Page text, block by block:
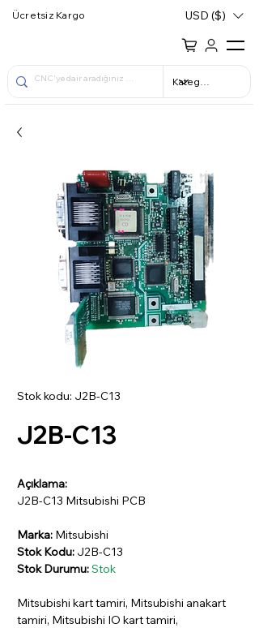
Ücretsiz Kargo USD ($)
Stok kodu: J2B-C13
J2B-C13
Açıklama:
J2B-C13 Mitsubishi PCB
Marka: Mitsubishi
Stok Kodu: J2B-C13
Stok Durumu:Stok
Mitsubishi kart tamiri, Mitsubishi anakart
tamiri, Mitsubishi IO kart tamiri,